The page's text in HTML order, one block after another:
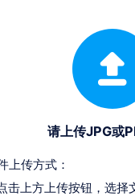
请上传JPG或
上传方式：
击上方上传按钮，选择